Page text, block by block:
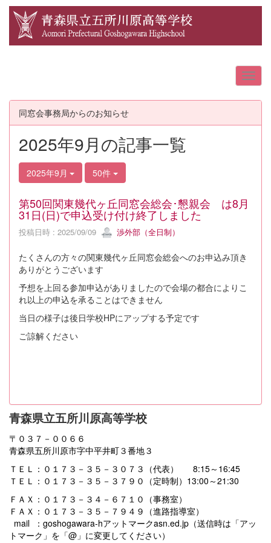
同窓会事務局からのお知らせ
2025年9月の記事一覧
2025年9月 50件
第50回関東幾代ヶ丘同窓会総会･懇親会 は8月
31日(日)で申込受け付け終了しました
投稿日時 : 2025/09/09 渉外部（全日制）
たくさんの方々の関東幾代ヶ丘同窓会総会へのお申込み頂き
ありがとうございます
予想を上回る参加申込がありましたので会場の都合によりこ
れ以上の申込を承ることはできません
当日の様子は後日学校HPにアップする予定です
ご諒解ください
青森県立五所川原高等学校
〒０３７－００６６
青森県五所川原市字中平井町３番地３
ＴＥＬ：０１７３－３５－３０７３（代表） 8:15～16:45
ＴＥＬ：０１７３－３５－３７９０（定時制）13:00～21:30
ＦＡＸ：０１７３－３４－６７１０（事務室）
ＦＡＸ：０１７３－３５－７９４９（進路指導室）
mail ：goshogawara-hアットマークasn.ed.jp（送信時は「アッ
トマーク」を「@」に変更してください）